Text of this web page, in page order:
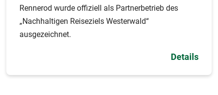
Rennerod wurde offiziell als Partnerbetrieb des
„Nachhaltigen Reiseziels Westerwald“
ausgezeichnet.
Details